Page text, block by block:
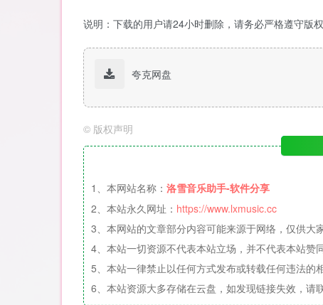
说明：下载的用户请24小时删除，请务必严格遵守版权
夸克网盘
© 版权声明
1、本网站名称： 洛雪音乐助手-软件分享
2、本站永久网址： https://www.lxmusic.cc
3、本网站的文章部分内容可能来源于网络，仅供大
4、本站一切资源不代表本站立场，并不代表本站赞
5、本站一律禁止以任何方式发布或转载任何违法的
6、本站资源大多存储在云盘，如发现链接失效，请